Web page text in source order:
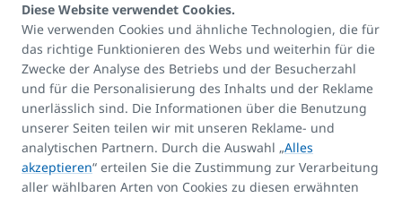
Kontakte:
E-mail
info@korado.at
Diese Website verwendet Cookies.
Wie verwenden Cookies und ähnliche Technologien, die für
das richtige Funktionieren des Webs und weiterhin für die
Zwecke der Analyse des Betriebs und der Besucherzahl
und für die Personalisierung des Inhalts und der Reklame
unerlässlich sind. Die Informationen über die Benutzung
unserer Seiten teilen wir mit unseren Reklame- und
analytischen Partnern. Durch die Auswahl „Alles
akzeptieren“ erteilen Sie die Zustimmung zur Verarbeitung
aller wählbaren Arten von Cookies zu diesen erwähnten